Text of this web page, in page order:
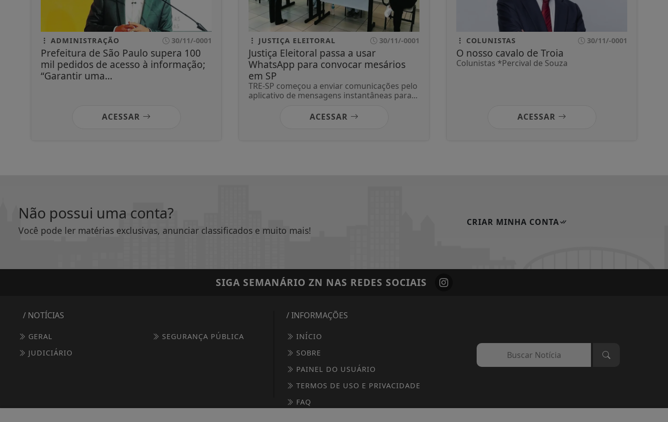
ADMINISTRAÇÃO 30/11/-0001
Prefeitura de São Paulo supera 100
mil pedidos de acesso à informação;
“Garantir uma...
ACESSAR
JUSTIÇA ELEITORAL 30/11/-0001
Justiça Eleitoral passa a usar
WhatsApp para convocar mesários
em SP
TRE-SP começou a enviar comunicações pelo
aplicativo de mensagens instantâneas para...
ACESSAR
COLUNISTAS 30/11/-0001
O nosso cavalo de Troia
Colunistas *Percival de Souza
ACESSAR
Não possui uma conta?
Você pode ler matérias exclusivas, anunciar classificados e muito mais!
CRIAR MINHA CONTA
SIGA SEMANÁRIO ZN NAS REDES SOCIAIS
/ NOTÍCIAS
GERAL
SEGURANÇA PÚBLICA
JUDICIÁRIO
/ INFORMAÇÕES
INÍCIO
SOBRE
PAINEL DO USUÁRIO
TERMOS DE USO E PRIVACIDADE
FAQ